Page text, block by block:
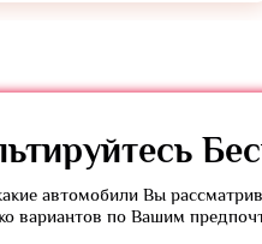
автомобили Вы
вариантов по Вашим